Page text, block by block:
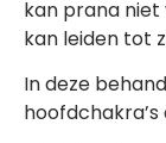
kan prana niet
kan leiden tot
In deze